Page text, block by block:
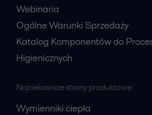
Webinaria
Ogólne Warunki Sprzedaży
Katalog Komponentów do
Higienicznych
Najciekawsze strony produktowe
Wymienniki ciepła